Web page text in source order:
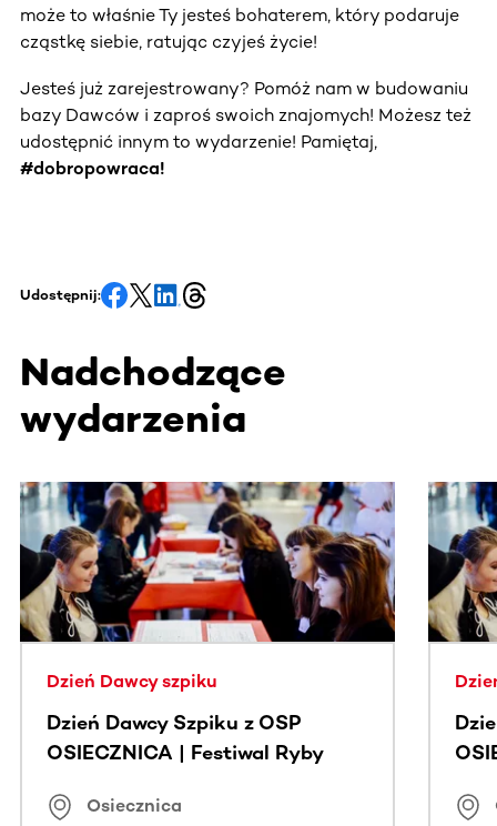
może to właśnie Ty jesteś bohaterem, który podaruje
cząstkę siebie, ratując czyjeś życie!
Jesteś już zarejestrowany? Pomóż nam w budowaniu
bazy Dawców i zaproś swoich znajomych! Możesz też
udostępnić innym to wydarzenie! Pamiętaj,
#dobropowraca!
Udostępnij:
Nadchodzące
wydarzenia
Ta sekcja zawiera treści przewijane w poziomie. Użyj
Dzień Dawcy szpiku
Dzień Dawcy Szpiku z OSP
OSIECZNICA | Festiwal Ryby
Osiecznica